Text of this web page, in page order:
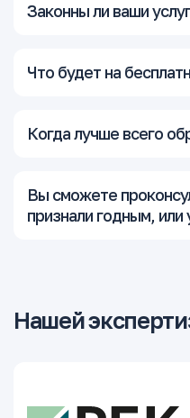
Законны ли ваши
Что будет на
Когда лучше всего
Вы сможете
признали годным,
Нашей